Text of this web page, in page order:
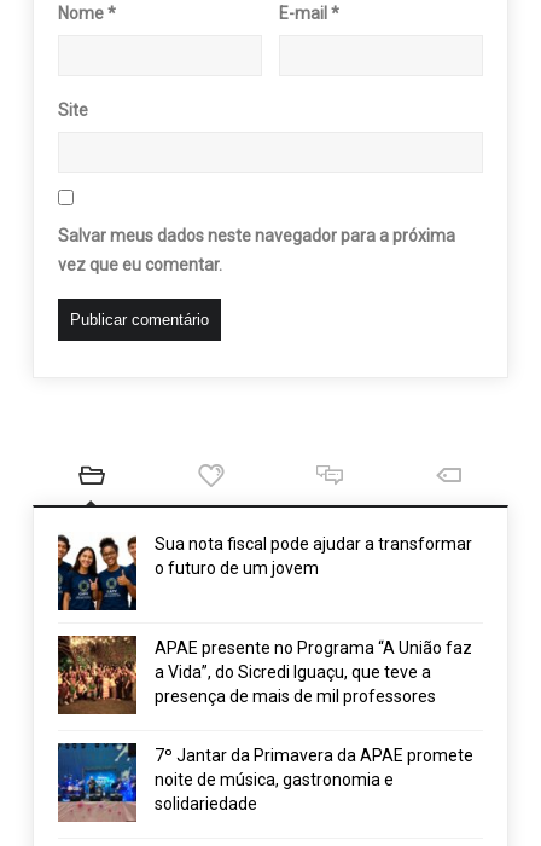
Nome* E-mail*
Site
Salvar meus dados neste navegador para a próxima
vez que eu comentar.
Sua nota fiscal pode ajudar a transformar
o futuro de um jovem
APAE presente no Programa “A União faz
a Vida”, do Sicredi Iguaçu, que teve a
presença de mais de mil professores
7º Jantar da Primavera da APAE promete
noite de música, gastronomia e
solidariedade